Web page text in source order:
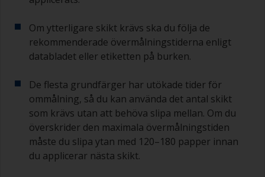
Om ytterligare skikt krävs ska du följa de
rekommenderade övermålningstiderna enligt
databladet eller etiketten på burken.
De flesta grundfärger har utökade tider för
ommålning, så du kan använda det antal skikt
som krävs utan att behöva slipa mellan. Om du
överskrider den maximala övermålningstiden
måste du slipa ytan med 120–180 papper innan
du applicerar nästa skikt.